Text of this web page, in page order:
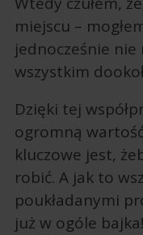
miejscu –
jednocześnie nie
wszystkim
Dzięki tej
ogromną
kluczowe jest,
robić. A jak to
poukładanymi
już w ogóle